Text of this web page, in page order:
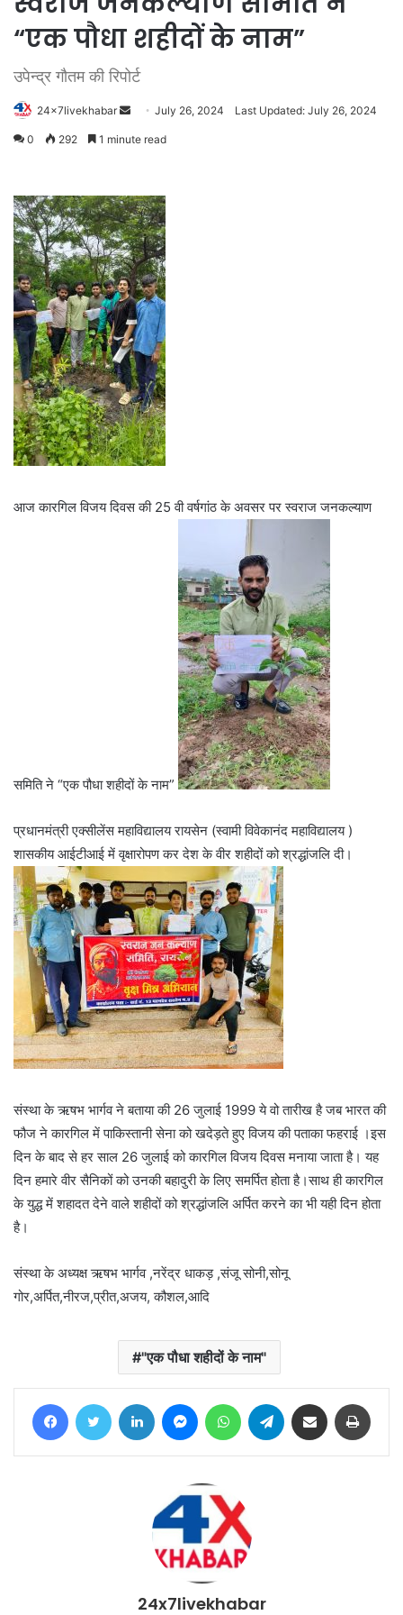
“एक पौधा शहीदों के नाम”
उपेन्द्र गौतम की रिपोर्ट
24x7livekhabar
SendJuly 26, 2024 Last Updated: July 26, 2024
0 292 1 minute read
आज कारगिल विजय दिवस की 25 वी वर्षगांठ के अवसर पर स्वराज जनकल्याण
समिति ने “एक पौधा शहीदों के नाम”
प्रधानमंत्री एक्सीलेंस महाविद्यालय रायसेन (स्वामी विवेकानंद महाविद्यालय )
शासकीय आईटीआई में वृक्षारोपण कर देश के वीर शहीदों को श्रद्धांजलि दी।
संस्था के ऋषभ भार्गव ने बताया की 26 जुलाई 1999 ये वो तारीख है जब भारत की
फौज ने कारगिल में पाकिस्तानी सेना को खदेड़ते हुए विजय की पताका फहराई ।इस
दिन के बाद से हर साल 26 जुलाई को कारगिल विजय दिवस मनाया जाता है। यह
दिन हमारे वीर सैनिकों को उनकी बहादुरी के लिए समर्पित होता है।साथ ही कारगिल
के युद्ध में शहादत देने वाले शहीदों को श्रद्धांजलि अर्पित करने का भी यही दिन होता
है।
संस्था के अध्यक्ष ऋषभ भार्गव ,नरेंद्र धाकड़ ,संजू सोनी,सोनू
गोर,अर्पित,नीरज,प्रीत,अजय, कौशल,आदि
"एक पौधा शहीदों के नाम"
FacebookTwitter LinkedIn MessengerWhatsAppTelegram Share via Email
24x7livekhabar